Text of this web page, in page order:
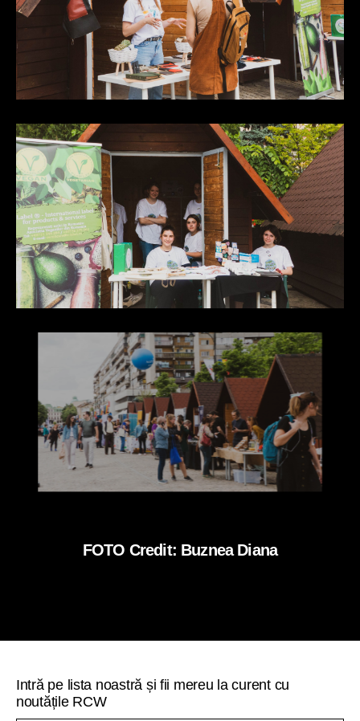
FOTO Credit: Buznea Diana
Intră pe lista noastră și fii mereu la curent cu
noutățile RCW